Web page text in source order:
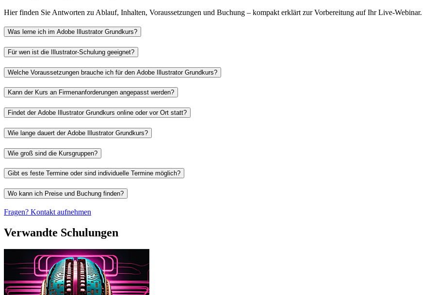
Hier finden Sie Antworten zu Ablauf, Inhalten, Voraussetzungen und Buchung – kompakt erklärt zur Vorbereitung auf IhrLive-Webinar.
Was lerne ich im Adobe IllustratorGrundkurs?
Für wen ist die Illustrator-Schulung geeignet?
Welche Voraussetzungen brauche ich für den Adobe IllustratorGrundkurs?
Kann der Kurs an Firmenanforderungen angepasst werden?
Findet der Adobe IllustratorGrundkurs online oder vor Ort statt?
Wie lange dauert der Adobe IllustratorGrundkurs?
Wie groß sind die Kursgruppen?
Gibt es feste Termine oder sind individuelle Termine möglich?
Wo kann ich Preise und Buchung finden?
Fragen? Kontakt aufnehmen
Verwandte Schulungen